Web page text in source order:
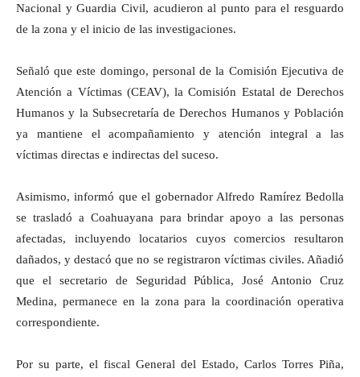
Nacional y Guardia Civil, acudieron al punto para el resguardo
de la zona y el inicio de las investigaciones.
Señaló que este domingo, personal de la Comisión Ejecutiva de
Atención a Víctimas (CEAV), la Comisión Estatal de Derechos
Humanos y la Subsecretaría de Derechos Humanos y Población
ya mantiene el acompañamiento y atención integral a las
víctimas directas e indirectas del suceso.
Asimismo, informó que el gobernador Alfredo Ramírez Bedolla
se trasladó a Coahuayana para brindar apoyo a las personas
afectadas, incluyendo locatarios cuyos comercios resultaron
dañados, y destacó que no se registraron víctimas civiles. Añadió
que el secretario de Seguridad Pública, José Antonio Cruz
Medina, permanece en la zona para la coordinación operativa
correspondiente.
Por su parte, el fiscal General del Estado, Carlos Torres Piña,